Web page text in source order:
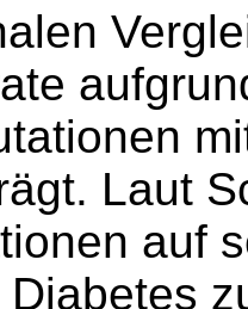
Laut
auf